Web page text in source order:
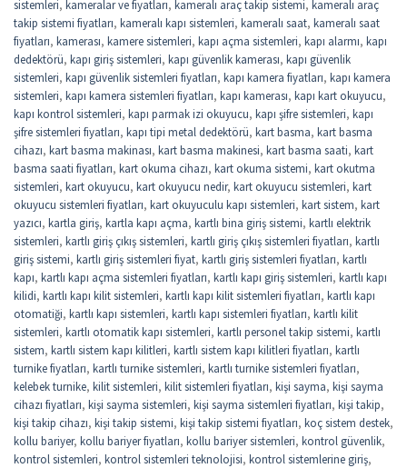
sistemleri, kameralar ve fiyatları, kameralı araç takip sistemi, kameralı araç
takip sistemi fiyatları, kameralı kapı sistemleri, kameralı saat, kameralı saat
fiyatları, kamerası, kamere sistemleri, kapı açma sistemleri, kapı alarmı, kapı
dedektörü, kapı giriş sistemleri, kapı güvenlik kamerası, kapı güvenlik
sistemleri, kapı güvenlik sistemleri fiyatları, kapı kamera fiyatları, kapı kamera
sistemleri, kapı kamera sistemleri fiyatları, kapı kamerası, kapı kart okuyucu,
kapı kontrol sistemleri, kapı parmak izi okuyucu, kapı şifre sistemleri, kapı
şifre sistemleri fiyatları, kapı tipi metal dedektörü, kart basma, kart basma
cihazı, kart basma makinası, kart basma makinesi, kart basma saati, kart
basma saati fiyatları, kart okuma cihazı, kart okuma sistemi, kart okutma
sistemleri, kart okuyucu, kart okuyucu nedir, kart okuyucu sistemleri, kart
okuyucu sistemleri fiyatları, kart okuyuculu kapı sistemleri, kart sistem, kart
yazıcı, kartla giriş, kartla kapı açma, kartlı bina giriş sistemi, kartlı elektrik
sistemleri, kartlı giriş çıkış sistemleri, kartlı giriş çıkış sistemleri fiyatları, kartlı
giriş sistemi, kartlı giriş sistemleri fiyat, kartlı giriş sistemleri fiyatları, kartlı
kapı, kartlı kapı açma sistemleri fiyatları, kartlı kapı giriş sistemleri, kartlı kapı
kilidi, kartlı kapı kilit sistemleri, kartlı kapı kilit sistemleri fiyatları, kartlı kapı
otomatiği, kartlı kapı sistemleri, kartlı kapı sistemleri fiyatları, kartlı kilit
sistemleri, kartlı otomatik kapı sistemleri, kartlı personel takip sistemi, kartlı
sistem, kartlı sistem kapı kilitleri, kartlı sistem kapı kilitleri fiyatları, kartlı
turnike fiyatları, kartlı turnike sistemleri, kartlı turnike sistemleri fiyatları,
kelebek turnike, kilit sistemleri, kilit sistemleri fiyatları, kişi sayma, kişi sayma
cihazı fiyatları, kişi sayma sistemleri, kişi sayma sistemleri fiyatları, kişi takip,
kişi takip cihazı, kişi takip sistemi, kişi takip sistemi fiyatları, koç sistem destek,
kollu bariyer, kollu bariyer fiyatları, kollu bariyer sistemleri, kontrol güvenlik,
kontrol sistemleri, kontrol sistemleri teknolojisi, kontrol sistemlerine giriş,